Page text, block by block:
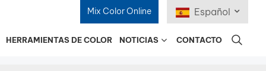
Mix Color Online Español
HERRAMIENTAS DE COLOR NOTICIAS CONTACTO